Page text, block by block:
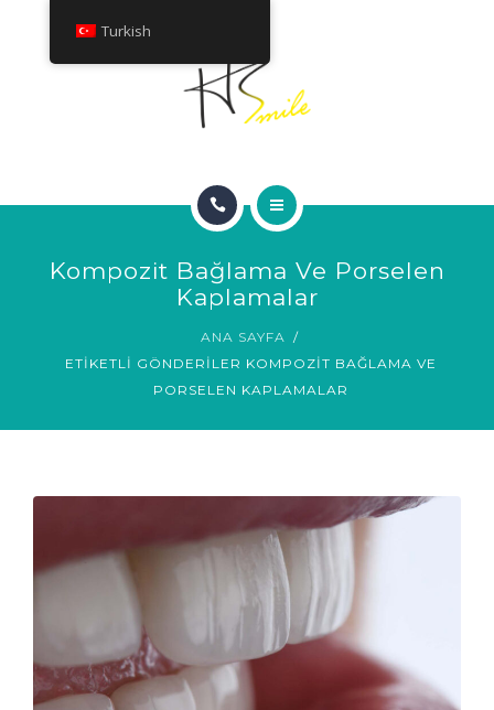
HAKKINDA
GÜLÜMSEME GALERISI
Kompozit Bağlama Ve Porselen
Kaplamalar
ANA SAYFA
ETIKETLI GÖNDERILER KOMPOZIT BAĞLAMA VE
PORSELEN KAPLAMALAR
Turkish